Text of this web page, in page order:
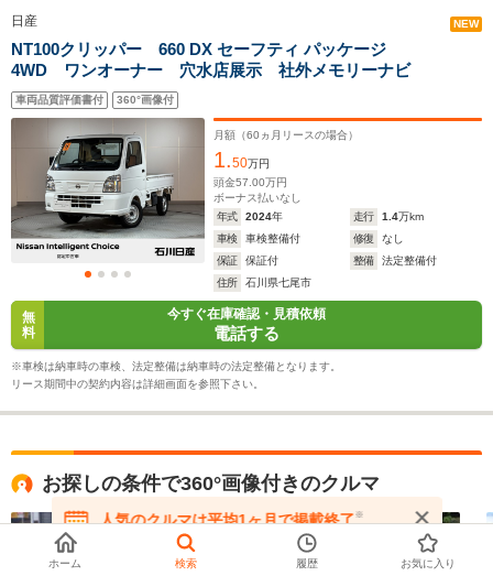
駆動方式 FR、4WD FR、4WD
日産 NEW
NT100クリッパー 660 DX セーフティ パッケージ
4WD ワンオーナー 穴水店展示 社外メモリーナビ
車両品質評価書付 360°画像付
月額（60 ヵ月リースの場合）
1.50万円
頭金57.00万円
ボーナス払いなし
年式
2024年 走行 1.4万km
車検
車検整備付 修復
なし
保証
保証付 整備
法定整備付
住所
石川県七尾市
無
料
今すぐ在庫確認・見積依頼
電話する
※車検は納車時の車検、法定整備は納車時の法定整備となります。
リース期間中の契約内容は詳細画面を参照下さい。
お探しの条件で360°画像付きのクルマ
人気のクルマは平均1ヶ月で掲載終了※
在庫が無くなる前にお問い合わせください
ホーム 検索 履歴 お気に入り